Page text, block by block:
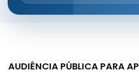
AUDIÊNCIA PÚBLICA PARA